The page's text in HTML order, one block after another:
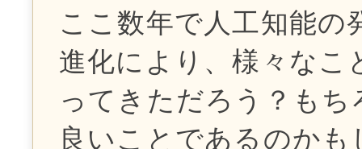
ここ数年で人工知能の
進化により、様々なこ
ってきただろう？もち
良いことであるのかも